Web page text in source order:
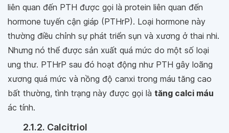
liên quan đến PTH được gọi là protein liên quan đến
hormone tuyến cận giáp (PTHrP). Loại hormone này
thường điều chỉnh sự phát triển sụn và xương ở thai nhi.
Nhưng nó thể được sản xuất quá mức do một số loại
ung thư. PTHrP sau đó hoạt động như PTH gây loãng
xương quá mức và nồng độ canxi trong máu tăng cao
bất thường, tình trạng này được gọi là tăng calci máu
ác tính.
2.1.2. Calcitriol